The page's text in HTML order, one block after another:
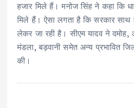
हजार मिले हैं। मनोज सिंह ने कहा कि
मिले हैं। ऐसा लगता है कि सरकार
लेकर जा रही है। सीएम यादव ने दमोह,
मंडला, बड़वानी समेत अन्य प्रभावित
की।